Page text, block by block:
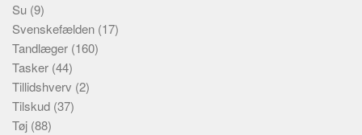
Su (9)
Svenskefælden (17)
Tandlæger (160)
Tasker (44)
Tillidshverv (2)
Tilskud (37)
Tøj (88)